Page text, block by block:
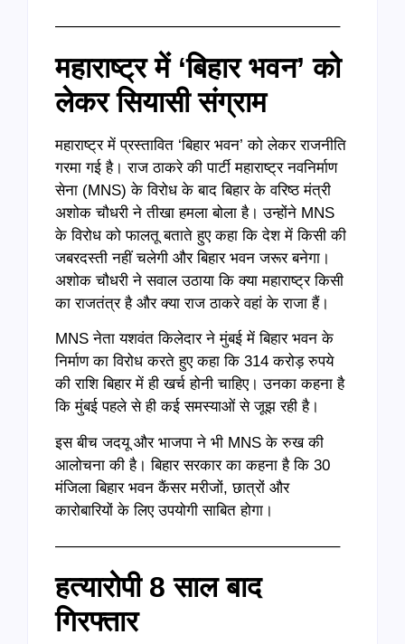
——————————————————–
महाराष्ट्र में ‘बिहार भवन’ को
लेकर सियासी संग्राम
महाराष्ट्र में प्रस्तावित ‘बिहार भवन’ को लेकर राजनीति
गरमा गई है। राज ठाकरे की पार्टी महाराष्ट्र नवनिर्माण
सेना (MNS) के विरोध के बाद बिहार के वरिष्ठ मंत्री
अशोक चौधरी ने तीखा हमला बोला है। उन्होंने MNS
के विरोध को फालतू बताते हुए कहा कि देश में किसी की
जबरदस्ती नहीं चलेगी और बिहार भवन जरूर बनेगा।
अशोक चौधरी ने सवाल उठाया कि क्या महाराष्ट्र किसी
का राजतंत्र है और क्या राज ठाकरे वहां के राजा हैं।
MNS नेता यशवंत किलेदार ने मुंबई में बिहार भवन के
निर्माण का विरोध करते हुए कहा कि 314 करोड़ रुपये
की राशि बिहार में ही खर्च होनी चाहिए। उनका कहना है
कि मुंबई पहले से ही कई समस्याओं से जूझ रही है।
इस बीच जदयू और भाजपा ने भी MNS के रुख की
आलोचना की है। बिहार सरकार का कहना है कि 30
मंजिला बिहार भवन कैंसर मरीजों, छात्रों और
कारोबारियों के लिए उपयोगी साबित होगा।
——————————————————–
हत्यारोपी 8 साल बाद
गिरफ्तार